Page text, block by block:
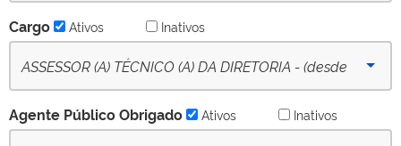
Cargo Ativos Inativos
ASSESSOR (A) TÉCNICO (A) DA DIRETORIA - (desde
Agente Público Obrigado Ativos Inativos